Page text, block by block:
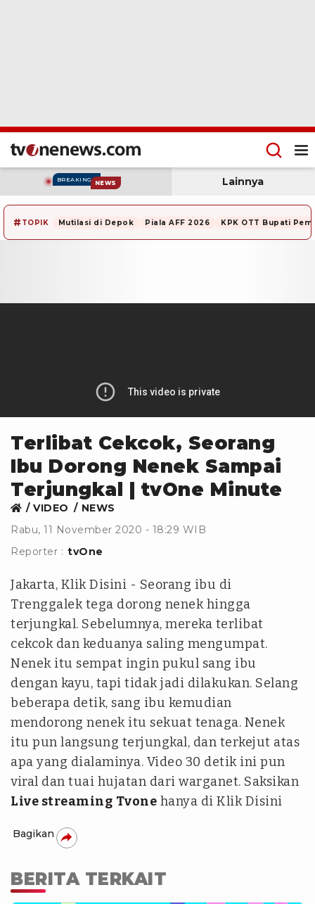
BREAKING NEWS Lainnya
# TOPIK Mutilasi di Depok Piala AFF 2026 KPK OTT Bupati
Terlibat Cekcok, Seorang
Ibu Dorong Nenek Sampai
Terjungkal | tvOne Minute
VIDEO
NEWS
Rabu, 11 November 2020 - 18:29 WIB
Reporter : tvOne
Jakarta, Klik Disini - Seorang ibu di
Trenggalek tega dorong nenek hingga
terjungkal. Sebelumnya, mereka terlibat
cekcok dan keduanya saling mengumpat.
Nenek itu sempat ingin pukul sang ibu
dengan kayu, tapi tidak jadi dilakukan. Selang
beberapa detik, sang ibu kemudian
mendorong nenek itu sekuat tenaga. Nenek
itu pun langsung terjungkal, dan terkejut atas
apa yang dialaminya. Video 30 detik ini pun
viral dan tuai hujatan dari warganet. Saksikan
Live streaming Tvone hanya di Klik Disini
Bagikan
BERITA TERKAIT